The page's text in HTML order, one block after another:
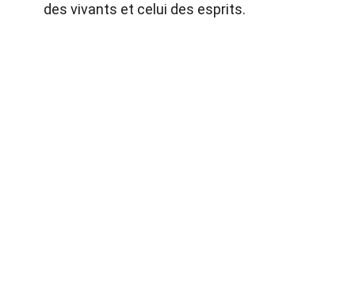
des vivants et celui des esprits.